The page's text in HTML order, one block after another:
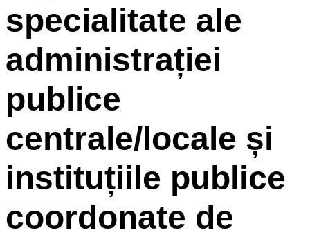
specialitate ale
administrației
publice
centrale/locale și
instituțiile publice
coordonate de